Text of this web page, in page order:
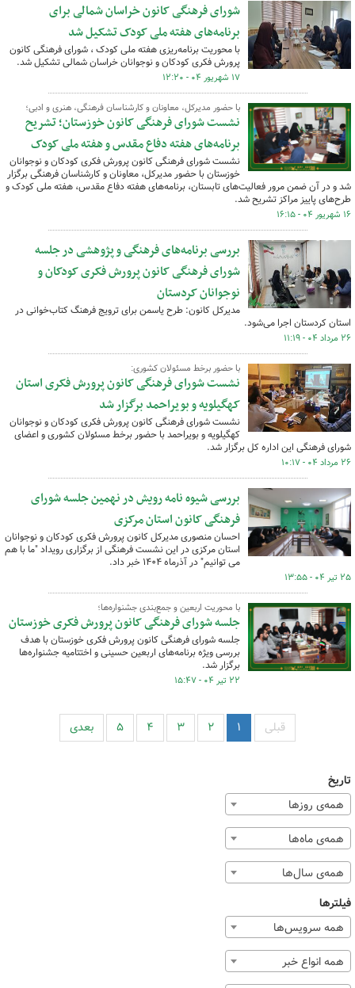
شورای فرهنگی کانون خراسان شمالی برای
برنامه‌های هفته ملی کودک تشکیل شد
با محوریت برنامه‌ریزی هفته ملی کودک ، شورای فرهنگی کانون
پرورش فکری کودکان و نوجوانان خراسان شمالی تشکیل شد.
۱۷ شهریور ۰۴ - ۱۲:۲۰
با حضور مدیرکل، معاونان و کارشناسان فرهنگی، هنری و ادبی؛
نشست شورای فرهنگی کانون خوزستان؛ تشریح
برنامه‌های هفته دفاع مقدس و هفته ملی کودک
نشست شورای فرهنگی کانون پرورش فکری کودکان و نوجوانان
خوزستان با حضور مدیرکل، معاونان و کارشناسان فرهنگی برگزار
شد و در آن ضمن مرور فعالیت‌های تابستان، برنامه‌های هفته دفاع مقدس، هفته ملی کودک و
طرح‌های پاییز مراکز تشریح شد.
۱۶ شهریور ۰۴ - ۱۶:۱۵
بررسی برنامه‌های فرهنگی و پژوهشی در جلسه
شورای فرهنگی کانون پرورش فکری کودکان و
نوجوانان کردستان
مدیرکل کانون: طرح یاسمن برای ترویج فرهنگ کتاب‌خوانی در
استان کردستان اجرا می‌شود.
۲۶ مرداد ۰۴ - ۱۱:۱۹
با حضور برخط مسئولان کشوری:
نشست شورای فرهنگی کانون پرورش فکری استان
کهگیلویه و بویراحمد برگزار شد
نشست شورای فرهنگی کانون پرورش فکری کودکان و نوجوانان
کهگیلویه و بویراحمد با حضور برخط مسئولان کشوری و اعضای
شورای فرهنگی این اداره کل برگزار شد.
۲۶ مرداد ۰۴ - ۱۰:۱۷
بررسی شیوه نامه رویش در نهمین جلسه شورای
فرهنگی کانون استان مرکزی
احسان منصوری مدیرکل کانون پرورش فکری کودکان و نوجوانان
استان مرکزی در این نشست فرهنگی از برگزاری رویداد "ما با هم
می توانیم" در آذرماه ۱۴۰۴ خبر داد.
۲۵ تیر ۰۴ - ۱۳:۵۵
با محوریت اربعین و جمع‌بندی جشنواره‌ها؛
جلسه شورای فرهنگی کانون پرورش فکری خوزستان
جلسه شورای فرهنگی کانون پرورش فکری خوزستان با هدف
بررسی ویژه برنامه‌های اربعین حسینی و اختتامیه جشنواره‌ها
برگزار شد.
۲۲ تیر ۰۴ - ۱۵:۴۷
قبلی ۱ ۲ ۳ ۴ ۵ بعدی
تاریخ
همه‌ی روزها
همه‌ی ماه‌ها
همه‌ی سال‌ها
فیلترها
همه سرویس‌ها
همه انواع خبر